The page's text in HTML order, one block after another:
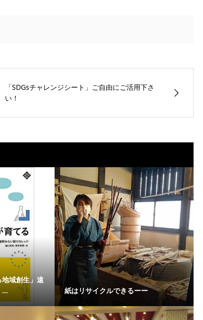
「SDGsチャレンジシート」ご自由にご活用下さ
い！
地域創生」遠
紙はリサイクルできるーー